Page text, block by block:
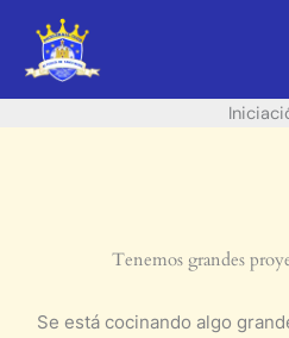
contenido
Tenemos grandes
Se está cocinando algo